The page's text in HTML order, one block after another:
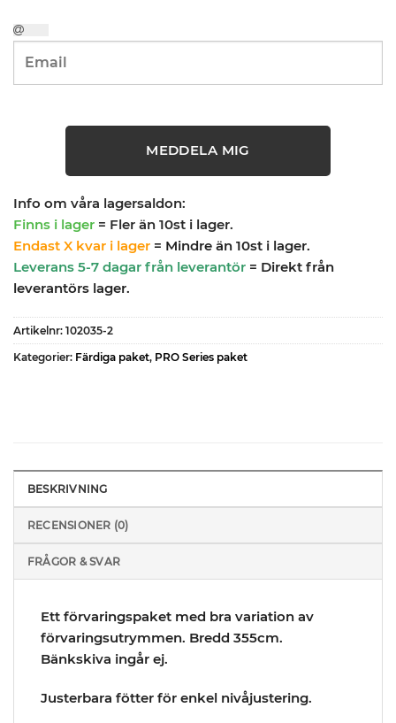
MEDDELA MIG
Info om våra lagersaldon:
Finns i lager = Fler än 10st i lager.
Endast X kvar i lager = Mindre än 10st i lager.
Leverans 5-7 dagar från leverantör = Direkt från
leverantörs lager.
Artikelnr: 102035-2
Kategorier: Färdiga paket, PRO Series paket
BESKRIVNING
RECENSIONER (0)
FRÅGOR & SVAR
Ett förvaringspaket med bra variation av
förvaringsutrymmen. Bredd 355cm.
Bänkskiva ingår ej.
Justerbara fötter för enkel nivåjustering.